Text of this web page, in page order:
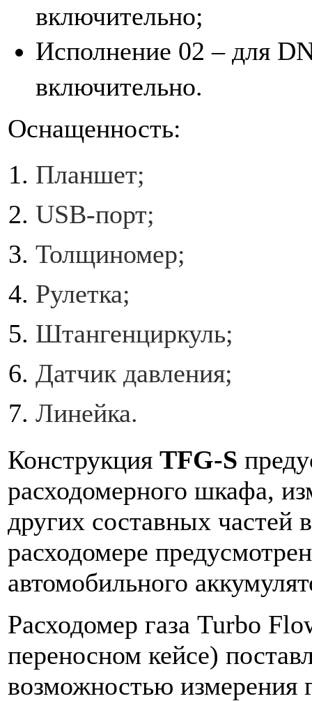
включительно;
Исполнение 02 – для
включительно.
Оснащенность:
Планшет;
USB-порт;
Толщиномер;
Рулетка;
Штангенциркуль;
Датчик давления;
Линейка.
Конструкция TFG-S
расходомерного шкафа,
других составных частей
расходомере
автомобильного
Расходомер газа Turbo
переносном кейсе)
возможностью измерения